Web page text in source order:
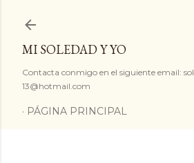
MI SOLEDAD Y YO
Contacta conmigo en el siguiente email:
13@hotmail.com
PÁGINA PRINCIPAL